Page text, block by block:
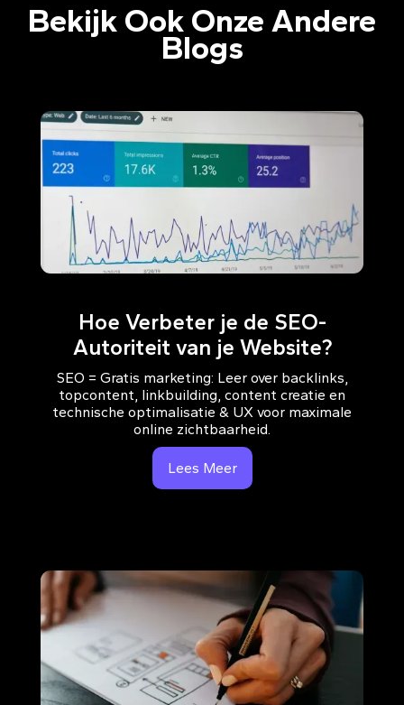
Bekijk Ook Onze Andere
Blogs
Hoe Verbeter je de SEO-
Autoriteit van je Website?
SEO = Gratis marketing: Leer over backlinks,
topcontent, linkbuilding, content creatie en
technische optimalisatie & UX voor maximale
online zichtbaarheid.
Lees Meer